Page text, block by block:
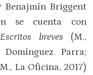
Benajmín Briggent
se cuenta con
Escritos breves (M.,
Parra;
La Oficina, 2017)